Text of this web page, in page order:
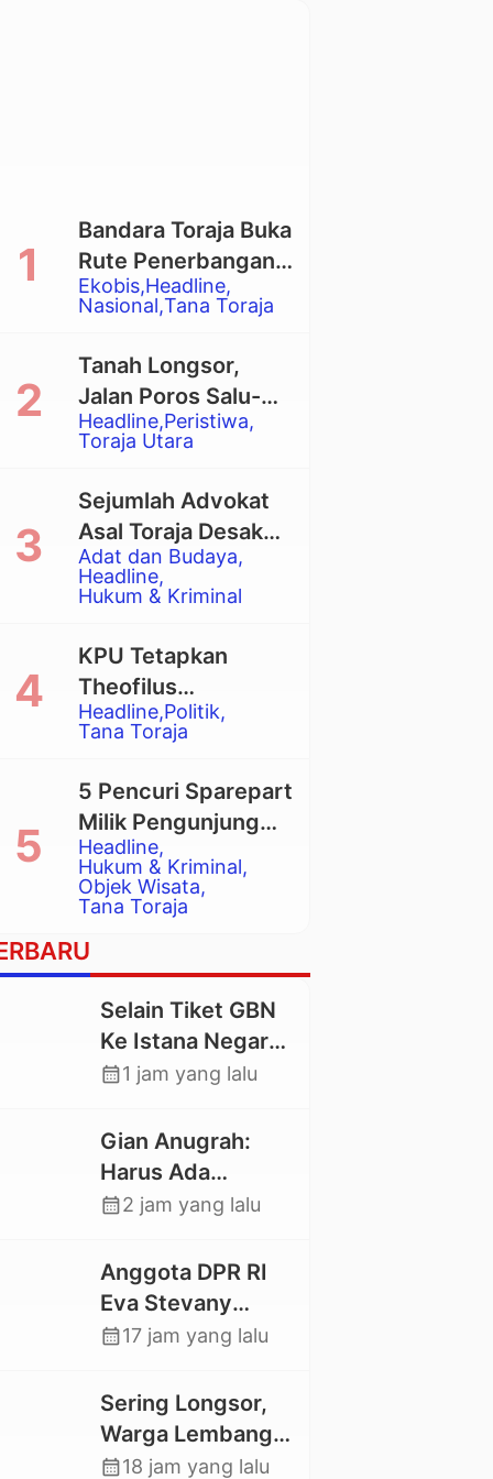
Ekobis Headline
Nasional Tana Toraja
Bandara Toraja Buka
Rute Penerbangan
Langsung Toraja-
Balikpapan
Headline Peristiwa
Toraja Utara
Tanah Longsor,
Jalan Poros Salu-
Dende’ Tertutup
Total
Adat dan Budaya
Headline
Hukum & Kriminal
Sejumlah Advokat
Asal Toraja Desak
Mahkamah Agung
Larang Penggunaan
Eksekusi Rumah
Adat Tongkonan
Headline Politik
Tana Toraja
KPU Tetapkan
Theofilus
Allorerung dan
Zadrak Tombe
sebagai Bupati dan
Wakil Bupati Tana
Toraja Terpilih
Headline
Hukum & Kriminal
Objek Wisata
Tana Toraja
5 Pencuri Sparepart
Milik Pengunjung
Objek Wisata
Pango-Pango
Ditangkap Polisi
Selain Tiket GBN
Ke Istana Negara,
Mahasiswa UKI
juga Lolos ke
Pekan Seni
Mahasiswa
calendar_month1 jam yang lalu
Gian Anugrah:
Harus Ada
Kepastian Hukum
Agar Keluarga
tidak Larut dalam
Trauma dan
Berkepanjangan
calendar_month2 jam yang lalu
Anggota DPR RI
Eva Stevany
Rataba Salurkan
Warga Terdampak
Longsor di Buntu
Pepasan
calendar_month17 jam yang lalu
Sering Longsor,
Warga Lembang
Gasing Swadaya
calendar_month18 jam yang lalu